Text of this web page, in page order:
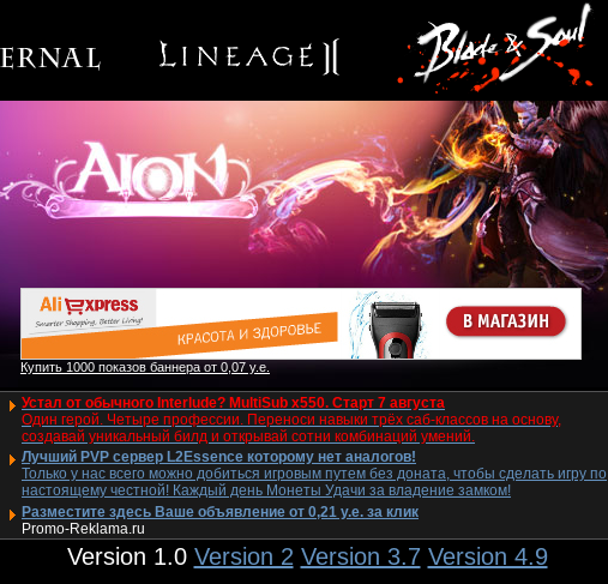
Купить 1000 показов баннера от 0,07 у.е.
Устал от обычного Interlude? MultiSub x550. Старт 7 августа
Один герой. Четыре профессии. Переноси навыки трёх саб-классов на основу,
создавай уникальный билд и открывай сотни комбинаций умений.
Лучший PVP сервер L2Essence которому нет аналогов!
Только у нас всего можно добиться игровым путем без доната, чтобы сделать игру по
настоящему честной! Каждый день Монеты Удачи за владение замком!
Разместите здесь Ваше объявление от 0,21 у.е. за клик
Promo-Reklama.ru
Version 1.0 Version 2 Version 3.7 Version 4.9